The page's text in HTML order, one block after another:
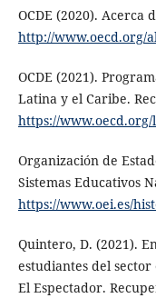
OCDE (2020). Acerca
http://www.oecd.org/
OCDE (2021).
Latina y el Caribe.
https://
Organización de
Sistemas Educativos
https://www.oei.es/
Quintero, D. (2021).
estudiantes del
El Espectador.